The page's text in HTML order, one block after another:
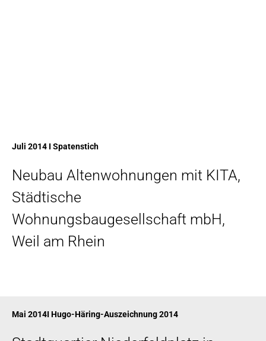
Juli 2014 I Spatenstich
Neubau Altenwohnungen mit KITA,
Städtische
Wohnungsbaugesellschaft mbH,
Weil am Rhein
Mai 2014I Hugo-Häring-Auszeichnung 2014